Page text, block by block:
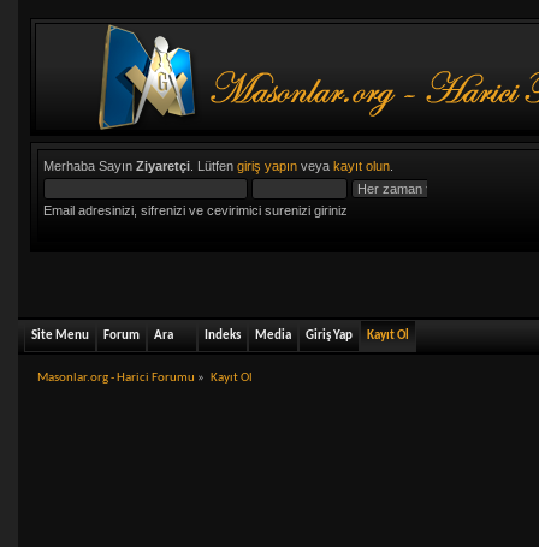
Merhaba Sayın Ziyaretçi. Lütfen giriş yapınveya kayıt olun.
Email adresinizi, sifrenizi ve cevirimici surenizi giriniz
Site Menu Forum Ara Indeks Media Giriş Yap Kayıt Ol
Masonlar.org - Harici Forumu » Kayıt Ol